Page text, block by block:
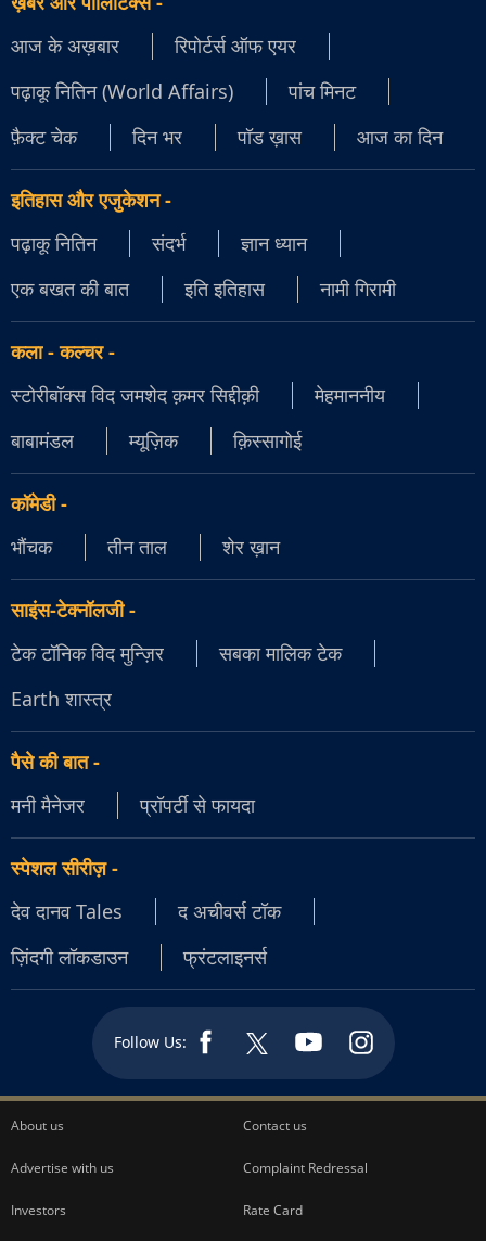
आज के अख़बार
रिपोर्टर्स ऑफ एयर
पढ़ाकू नितिन (World Affairs)
पांच मिनट
फ़ैक्ट चेक
दिन भर पॉड ख़ास आज का दिन
इतिहास और एजुकेशन-
पढ़ाकू नितिन
संदर्भ
ज्ञान ध्यान
एक बखत की बात
इति इतिहास नामी गिरामी
कला - कल्चर-
स्टोरीबॉक्स विद जमशेद क़मर सिद्दीक़ी
मेहमाननीय
बाबामंडल
म्यूज़िक क़िस्सागोई
कॉमेडी-
भौंचक
तीन ताल शेर ख़ान
साइंस-टेक्नॉलजी-
टेक टॉनिक विद मुन्ज़िर
सबका मालिक टेक
Earth शास्त्र
पैसे की बात-
मनी मैनेजर
प्रॉपर्टी से फायदा
स्पेशल सीरीज़-
देव दानव Tales
द अचीवर्स टॉक
ज़िंदगी लॉकडाउन
फ्रंटलाइनर्स
Follow Us:
About us Contact us
Advertise with us Complaint Redressal
Investors Rate Card